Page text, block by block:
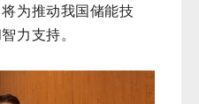
为推动我国储能技
力支持。